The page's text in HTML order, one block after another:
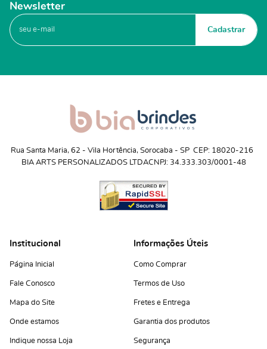
Newsletter
Cadastrar
Rua Santa Maria, 62 - Vila Hortência, Sorocaba - SP CEP: 18020-216
BIA ARTS PERSONALIZADOS LTDACNPJ: 34.333.303/0001-48
Institucional
Página Inicial
Fale Conosco
Mapa do Site
Onde estamos
Indique nossa Loja
Informações Úteis
Como Comprar
Termos de Uso
Fretes e Entrega
Garantia dos produtos
Segurança